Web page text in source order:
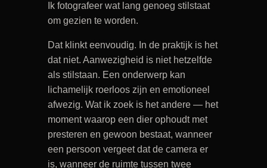
Ik fotografeer wat lang genoeg stilstaat
om gezien te worden.
Dat klinkt eenvoudig. In de praktijk is het
dat niet. Aanwezigheid is niet hetzelfde
als stilstaan. Een onderwerp kan
lichamelijk roerloos zijn en emotioneel
afwezig. Wat ik zoek is het andere — het
moment waarop een dier ophoudt met
presteren en gewoon bestaat, wanneer
een persoon vergeet dat de camera er
is, wanneer de ruimte tussen twee